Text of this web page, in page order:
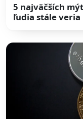
5 najväčších
ľudia stále veria